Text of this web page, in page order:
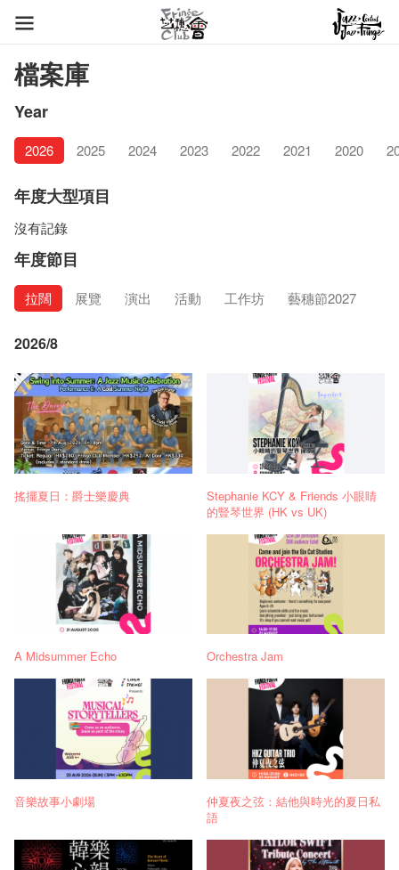
檔案庫
Year
2026 2025 2024 2023 2022 2021 2020
年度大型項目
沒有記錄
年度節目
拉闊 展覽 演出 活動 工作坊 藝穗節2027
2026/8
搖擺夏日：爵士樂慶典
Stephanie KCY & Friends 小眼睛
的豎琴世界 (HK vs UK)
A Midsummer Echo Orchestra Jam
音樂故事小劇場
仲夏夜之弦：結他與時光的夏日私
語